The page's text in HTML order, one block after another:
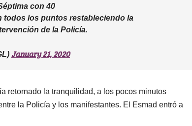
con 40
todos los puntos restableciendo la
de la Policía.
January 21, 2020
retornado la tranquilidad, a los pocos minutos
la Policía y los manifestantes. El Esmad entró a